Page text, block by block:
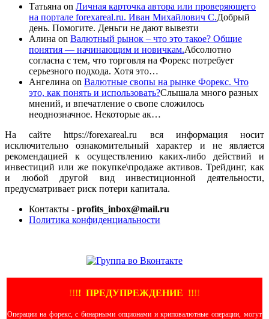
Татьяна on Личная карточка автора или проверяющего
на портале forexareal.ru. Иван Михайлович С.Добрый
день. Помогите. Деньги не дают вывезти
Алина on Валютный рынок – что это такое? Общие
понятия — начинающим и новичкам.Абсолютно
согласна с тем, что торговля на Форекс потребует
серьезного подхода. Хотя это…
Ангелина on Валютные свопы на рынке Форекс. Что
это, как понять и использовать?Слышала много разных
мнений, и впечатление о свопе сложилось
неоднозначное. Некоторые ак…
На сайте https://forexareal.ru вся информация носит
исключительно ознакомительный характер и не является
рекомендацией к осуществлению каких-либо действий и
инвестиций или же покупке\продаже активов. Трейдинг, как
и любой другой вид инвестиционной деятельности,
предусматривает риск потери капитала.
Контакты - profits_inbox@mail.ru
Политика конфиденциальности
!!!! ПРЕДУПРЕЖДЕНИЕ !!!!
Операции на форекс, с бинарными опционами и криповалютные операции, могут